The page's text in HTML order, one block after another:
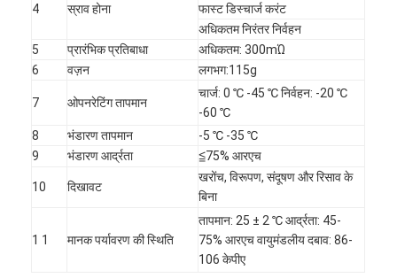
4 स्राव होना
फास्ट डिस्चार्ज करंट
अधिकतम निरंतर निर्वहन
5
प्रारंभिक प्रतिबाधा
अधिकतम: 300mΏ
6
वज़न लगभग:115g
7 ओपनरेटिंग तापमान
चार्ज: 0 ℃ -45 ℃ निर्वहन: -20 ℃
-60 ℃
8
भंडारण तापमान
-5 ℃ -35 ℃
9
भंडारण आर्द्रता ≦75% आरएच
10 दिखावट
खरोंच, विरूपण, संदूषण और रिसाव के
बिना
1 1 मानक पर्यावरण की स्थिति
तापमान: 25 ± 2 ℃ आर्द्रता: 45-
75% आरएच वायुमंडलीय दबाव: 86-
106 केपीए